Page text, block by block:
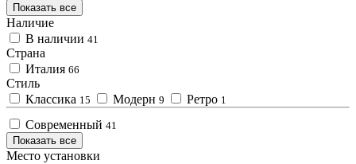
Показать все
Наличие
В наличии 41
Страна
Италия 66
Стиль
Классика 15 Модерн 9 Ретро 1
Современный 41
Показать все
Место установки